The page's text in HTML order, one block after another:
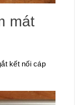
mát
kết nối cáp